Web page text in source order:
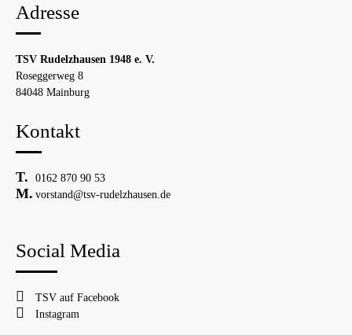
Adresse
TSV Rudelzhausen 1948 e. V.
Roseggerweg 8
84048 Mainburg
Kontakt
0162 870 90 53
vorstand@tsv-rudelzhausen.de
Social Media
TSV auf Facebook
Instagram